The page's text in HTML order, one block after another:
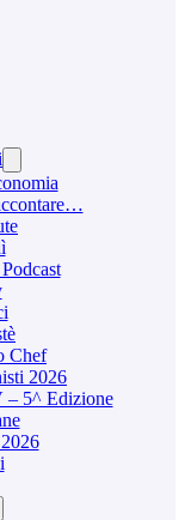
Chef
2026
– 5^ Edizione